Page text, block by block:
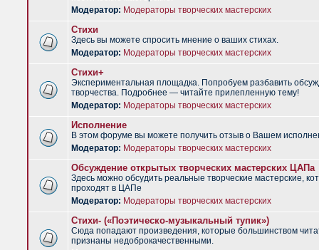
Модератор: Модераторы творческих мастерских
Стихи
Здесь вы можете спросить мнение о ваших стихах.
Модератор: Модераторы творческих мастерских
Стихи+
Экспериментальная площадка. Попробуем разбавить
творчества. Подробнее — читайте прилепленную тему!
Модератор: Модераторы творческих мастерских
Исполнение
В этом форуме вы можете получить отзыв о Вашем
Модератор: Модераторы творческих мастерских
Обсуждение открытых творческих мастерских ЦАПа
Здесь можно обсудить реальные творческие мастерские,
проходят в ЦАПе
Модератор: Модераторы творческих мастерских
Стихи- («Поэтическо-музыкальный тупик»)
Сюда попадают произведения, которые большинством
признаны недоброкачественными.